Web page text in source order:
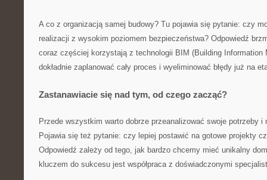
A co z organizacją samej budowy? Tu pojawia się pytanie: czy
realizacji z wysokim poziomem bezpieczeństwa? Odpowiedź
coraz częściej korzystają z technologii BIM (Building Information
dokładnie zaplanować cały proces i wyeliminować błędy już na
Zastanawiacie się nad tym, od czego zacząć?
Przede wszystkim warto dobrze przeanalizować swoje potrzeby i
Pojawia się też pytanie: czy lepiej postawić na gotowe projekty
Odpowiedź zależy od tego, jak bardzo chcemy mieć unikalny
kluczem do sukcesu jest współpraca z doświadczonymi